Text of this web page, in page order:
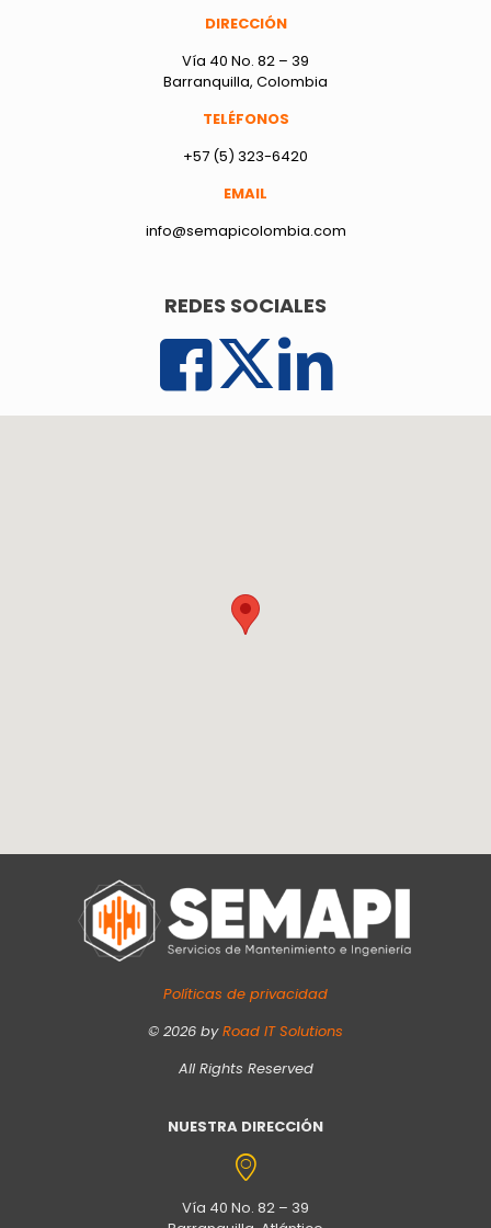
DIRECCIÓN
Vía 40 No. 82 – 39
Barranquilla, Colombia
TELÉFONOS
+57 (5) 323-6420
EMAIL
info@semapicolombia.com
REDES SOCIALES
Políticas de privacidad
© 2026 byRoad IT Solutions
All Rights Reserved
NUESTRA DIRECCIÓN
Vía 40 No. 82 – 39